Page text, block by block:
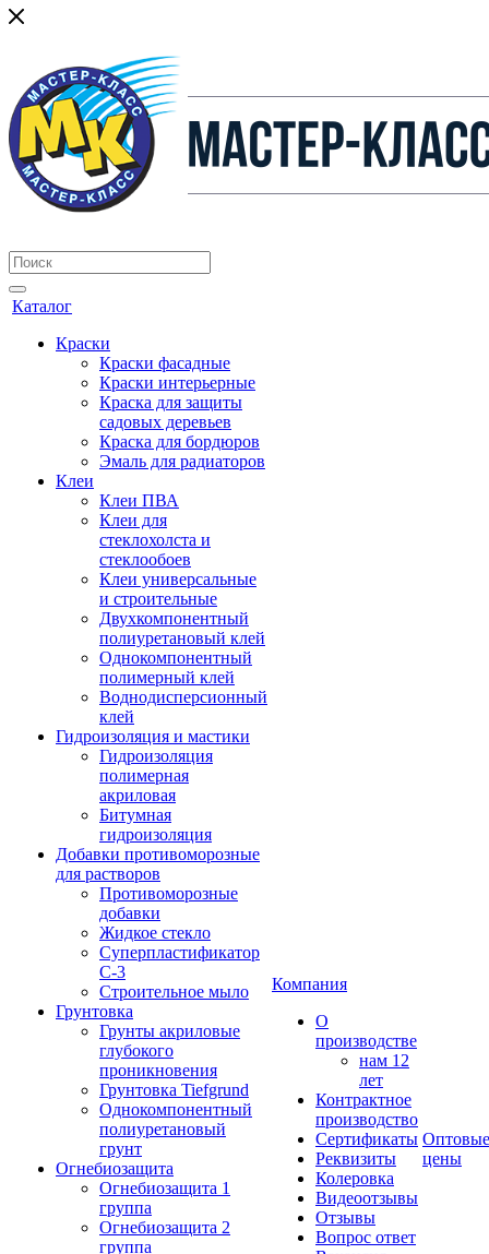
Каталог
Краски
Краски фасадные
Краски интерьерные
Краска для защиты
садовых деревьев
⁠Краска для бордюров
Эмаль для радиаторов
Клеи
Клеи ПВА
Клеи для
стеклохолста и
стеклообоев
Клеи универсальные
и строительные
Двухкомпонентный
полиуретановый клей
Однокомпонентный
полимерный клей
Воднодисперсионный
клей
Гидроизоляция и мастики
Гидроизоляция
полимерная
акриловая
Битумная
гидроизоляция
Добавки противоморозные
для растворов
Противоморозные
добавки
Жидкое стекло
Суперпластификатор
С-3
Строительное мыло
Грунтовка
Грунты акриловые
глубокого
проникновения
Грунтовка Tiefgrund
Однокомпонентный
полиуретановый
грунт
Огнебиозащита
Огнебиозащита 1
группа
Огнебиозащита 2
группа
Компания
О
производстве
нам 12
лет
Контрактное
производство
Сертификаты
Реквизиты
Колеровка
Видеоотзывы
Отзывы
Вопрос ответ
Оптовые
цены